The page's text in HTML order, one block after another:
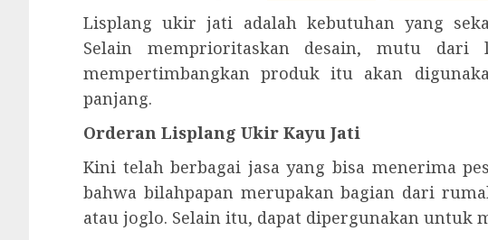
Lisplang ukir jati adalah kebutuhan yang
Selain memprioritaskan desain, mutu dari
mempertimbangkan produk itu akan
panjang.
Orderan Lisplang Ukir Kayu Jati
Kini telah berbagai jasa yang bisa menerima
bahwa bilahpapan merupakan bagian dari
atau joglo. Selain itu, dapat dipergunakan untuk